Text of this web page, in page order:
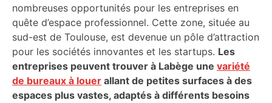
nombreuses opportunités pour les entreprises en
quête d’espace professionnel. Cette zone, située au
sud-est de Toulouse, est devenue un pôle d’attraction
pour les sociétés innovantes et les startups. Les
entreprises peuvent trouver à Labège une variété
de bureaux à louer allant de petites surfaces à des
espaces plus vastes, adaptés à différents besoins